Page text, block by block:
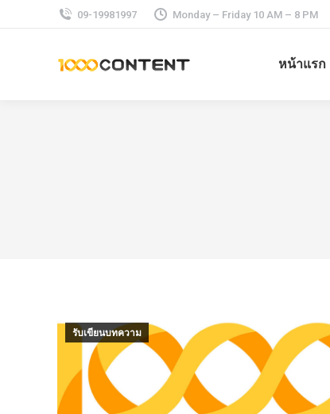
09-19981997 Monday – Friday 10 AM – 8 PM
หน้าแรก
รับเขียนบทความ